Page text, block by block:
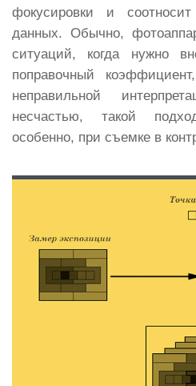
фокусировки и
данных. Обычно,
ситуаций, когда нужно
поправочный
неправильной
несчастью, такой
особенно, при съемке в